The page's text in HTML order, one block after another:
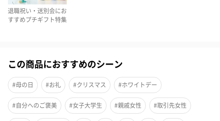
※全ての方に皮膚刺激が発生しないということではありません。
メイクや韓国コスメが好きな女性に人気です。１枚でちょっとし
たお礼にしたり、数枚まとめてご家族や恋人へのプレゼントにす
るのも良いですね。
退職祝い・送別会にお
すすめプチギフト特集
この商品におすすめのシーン
#母の日 #お礼 #クリスマス #ホワイトデー
#自分へのご褒美 #女子大学生 #親戚女性 #取引先女性